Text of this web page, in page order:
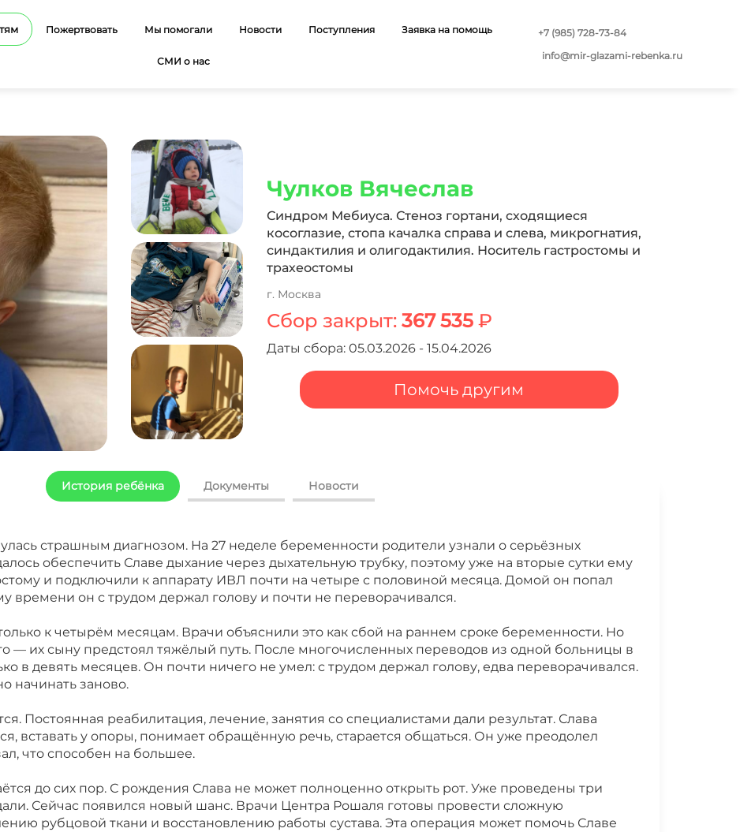
Пожертвовать Мы помогали Новости Поступления Заявка на помощь
СМИ о нас
+7 (985) 728-73-84
info@mir-glazami-rebenka.ru
Чулков Вячеслав
Синдром Мебиуса. Стеноз гортани, сходящиеся
косоглазие, стопа качалка справа и слева, микрогнатия,
синдактилия и олигодактилия. Носитель гастростомы и
трахеостомы
г. Москва
Сбор закрыт: 367 535 ₽
Даты сбора: 05.03.2026 - 15.04.2026
Помочь другим
История ребёнка Документы Новости
страшным диагнозом. На 27 неделе беременности родители узнали о серьёзных
обеспечить Славе дыхание через дыхательную трубку, поэтому уже на вторые сутки ему
и подключили к аппарату ИВЛ почти на четыре с половиной месяца. Домой он попал
времени он с трудом держал голову и почти не переворачивался.
к четырём месяцам. Врачи объяснили это как сбой на раннем сроке беременности. Но
— их сыну предстоял тяжёлый путь. После многочисленных переводов из одной больницы в
в девять месяцев. Он почти ничего не умел: с трудом держал голову, едва переворачивался.
начинать заново.
Постоянная реабилитация, лечение, занятия со специалистами дали результат. Слава
вставать у опоры, понимает обращённую речь, старается общаться. Он уже преодолел
что способен на большее.
до сих пор. С рождения Слава не может полноценно открыть рот. Уже проведены три
Сейчас появился новый шанс. Врачи Центра Рошаля готовы провести сложную
рубцовой ткани и восстановлению работы сустава. Эта операция может помочь Славе
Справка об инвалидности
ВЯЧЕСЛАВА ЗАКРЫТ
ВЯЧЕСЛАВА
ВЯЧЕСЛАВА
ВЯЧЕСЛАВА
ВЯЧЕСЛАВА
ВЯЧЕСЛАВА